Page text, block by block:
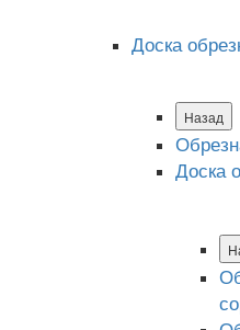
Доска
Назад
Доска